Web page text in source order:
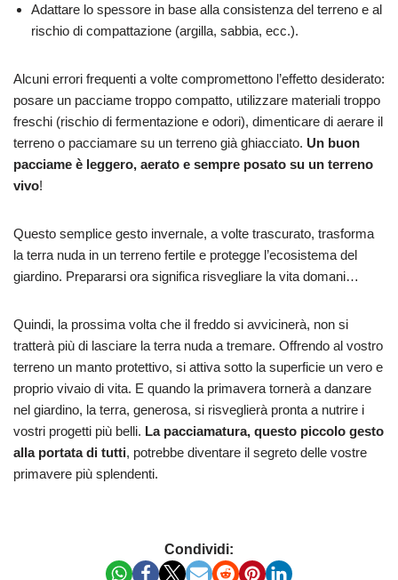
Adattare lo spessore in base alla consistenza del terreno e al
rischio di compattazione (argilla, sabbia, ecc.).
Alcuni errori frequenti a volte compromettono l’effetto desiderato:
posare un pacciame troppo compatto, utilizzare materiali troppo
freschi (rischio di fermentazione e odori), dimenticare di aerare il
terreno o pacciamare su un terreno già ghiacciato. Un buon
pacciame è leggero, aerato e sempre posato su un terreno
vivo!
Questo semplice gesto invernale, a volte trascurato, trasforma
la terra nuda in un terreno fertile e protegge l’ecosistema del
giardino. Prepararsi ora significa risvegliare la vita domani…
Quindi, la prossima volta che il freddo si avvicinerà, non si
tratterà più di lasciare la terra nuda a tremare. Offrendo al vostro
terreno un manto protettivo, si attiva sotto la superficie un vero e
proprio vivaio di vita. E quando la primavera tornerà a danzare
nel giardino, la terra, generosa, si risveglierà pronta a nutrire i
vostri progetti più belli. La pacciamatura, questo piccolo gesto
alla portata di tutti, potrebbe diventare il segreto delle vostre
primavere più splendenti.
Condividi: